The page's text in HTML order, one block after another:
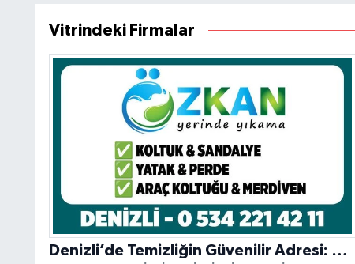
Vitrindeki Firmalar
Denizli’de Temizliğin Güvenilir Adresi: Özkan Yerinde Yıkama